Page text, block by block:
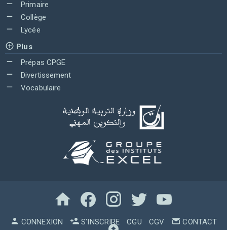
Primaire
Collège
Lycée
Plus
Prépas CPGE
Divertissement
Vocabulaire
CONNEXION S'INSCRIRE CGU CGV CONTACT